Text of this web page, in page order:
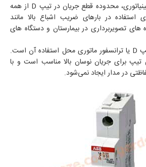
محدوده قطع جریان در تیپ D از همه
استفاده در بارهای ضریب اشباع بالا مانند
های تصویربرداری در بیمارستان و دستگاه‌ های
D یا ترانسفور ماتوری محل استفاده آن است.
برای جریان نوسان‌ بالا مناسب است و با
در مدار ایجاد نمی‌شود.